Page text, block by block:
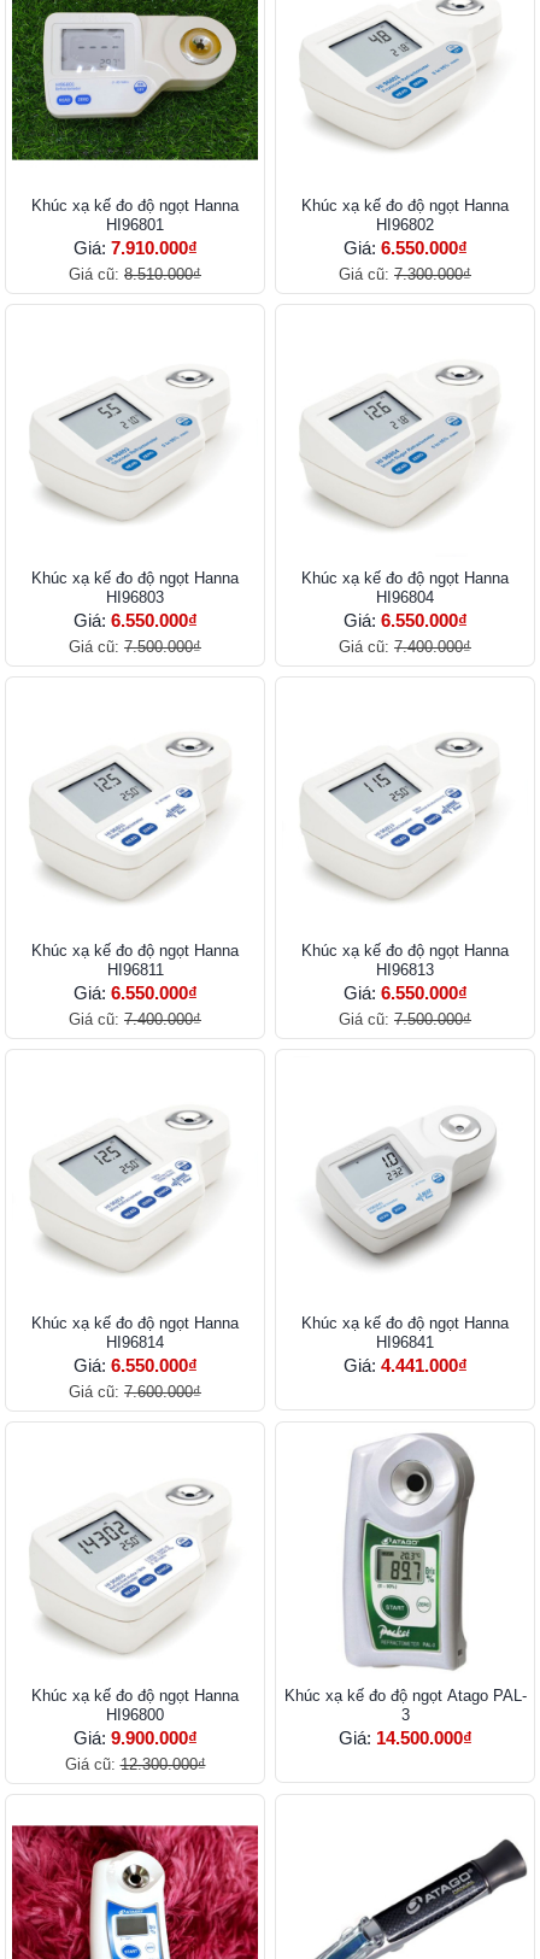
Khúc xạ kế đo độ ngọt Hanna
HI96801
Giá: 7.910.000₫
Giá cũ: 8.510.000₫
Khúc xạ kế đo độ ngọt Hanna
HI96802
Giá: 6.550.000₫
Giá cũ: 7.300.000₫
Khúc xạ kế đo độ ngọt Hanna
HI96803
Giá: 6.550.000₫
Giá cũ: 7.500.000₫
Khúc xạ kế đo độ ngọt Hanna
HI96804
Giá: 6.550.000₫
Giá cũ: 7.400.000₫
Khúc xạ kế đo độ ngọt Hanna
HI96811
Giá: 6.550.000₫
Giá cũ: 7.400.000₫
Khúc xạ kế đo độ ngọt Hanna
HI96813
Giá: 6.550.000₫
Giá cũ: 7.500.000₫
Khúc xạ kế đo độ ngọt Hanna
HI96814
Giá: 6.550.000₫
Giá cũ: 7.600.000₫
Khúc xạ kế đo độ ngọt Hanna
HI96841
Giá: 4.441.000₫
Khúc xạ kế đo độ ngọt Hanna
HI96800
Giá: 9.900.000₫
Giá cũ:12.300.000₫
Khúc xạ kế đo độ ngọt Atago PAL-
3
Giá: 14.500.000₫